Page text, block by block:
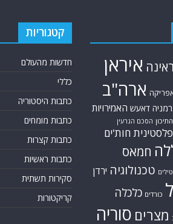
איראן
ארה"ב
דאעש האמירויות
הסכם הגרעין
חות'ים
חמאס
טילים טכנולוגיה ירדן
כורדים כלכלה
מצרים סוריה
קטגוריות
חדשות מהעולם
כללי
כתבות היסטוריה
כתבות מומחים
כתבות קצרות
כתבות ראשיות
סקירות תשתית
קריקטורות